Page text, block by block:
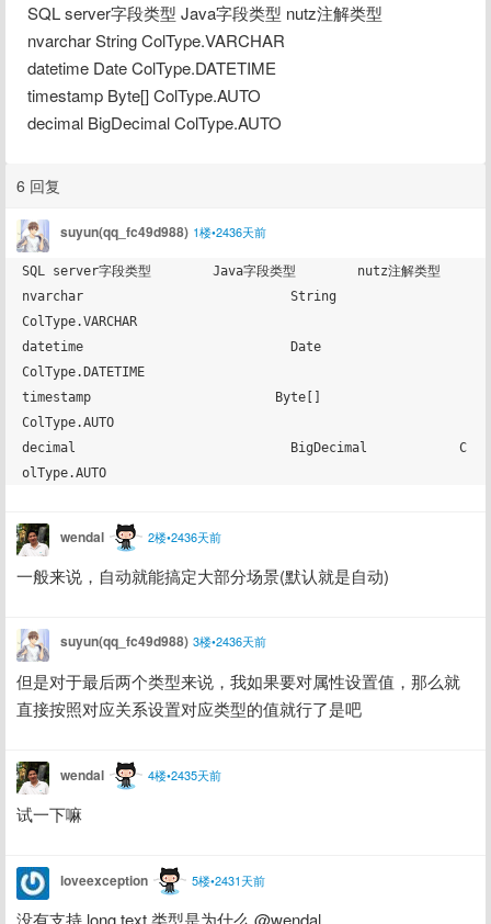
SQL server字段类型 Java字段类型 nutz注解类型
nvarchar String ColType.VARCHAR
datetime Date ColType.DATETIME
timestamp Byte[] ColType.AUTO
decimal BigDecimal ColType.AUTO
6 回复
suyun(qq_fc49d988) 1楼•2436天前
SQL server字段类型        Java字段类型        nutz注解类型
nvarchar                           String
ColType.VARCHAR
datetime                           Date
ColType.DATETIME
timestamp                        Byte[]
ColType.AUTO
decimal                            BigDecimal            C
wendal 2楼•2436天前
一般来说，自动就能搞定大部分场景(默认就是自动)
suyun(qq_fc49d988) 3楼•2436天前
但是对于最后两个类型来说，我如果要对属性设置值，那么就
直接按照对应关系设置对应类型的值就行了是吧
wendal 4楼•2435天前
试一下嘛
loveexception 5楼•2431天前
没有支持 long text 类型是为什么 @wendal